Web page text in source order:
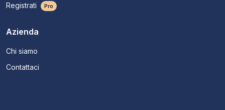
Registrati Pro
Azienda
Chi siamo
Contattaci